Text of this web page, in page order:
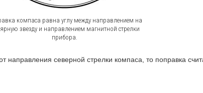
компаса равна углу между направлением на
звезду и направлением магнитной стрелки
прибора.
направления северной стрелки компаса, то поправка